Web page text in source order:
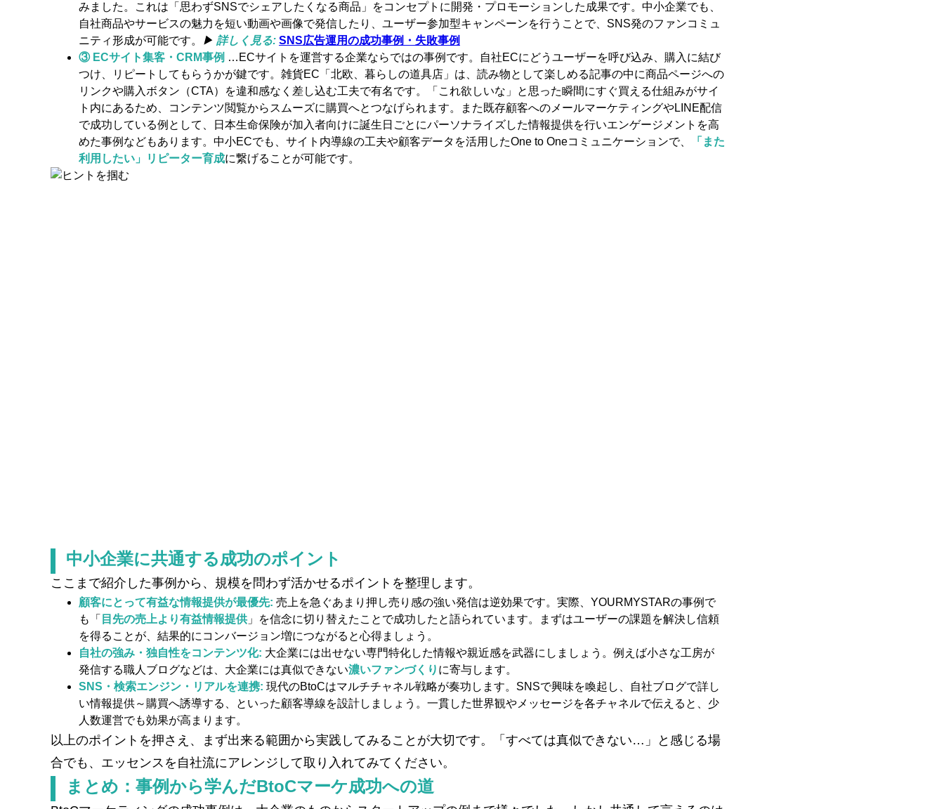
みました。これは「思わずSNSでシェアしたくなる商品」をコンセプトに開発・プロモーションした成果です。中小企業でも、
自社商品やサービスの魅力を短い動画や画像で発信したり、ユーザー参加型キャンペーンを行うことで、SNS発のファンコミュ
ニティ形成が可能です。
▶ 詳しく見る: SNS広告運用の成功事例・失敗事例
③ ECサイト集客・CRM事例 …ECサイトを運営する企業ならではの事例です。自社ECにどうユーザーを呼び込み、購入に結び
つけ、リピートしてもらうかが鍵です。雑貨EC「北欧、暮らしの道具店」は、読み物として楽しめる記事の中に商品ページへの
リンクや購入ボタン（CTA）を違和感なく差し込む工夫で有名です。「これ欲しいな」と思った瞬間にすぐ買える仕組みがサイ
ト内にあるため、コンテンツ閲覧からスムーズに購買へとつなげられます。また既存顧客へのメールマーケティングやLINE配信
で成功している例として、日本生命保険が加入者向けに誕生日ごとにパーソナライズした情報提供を行いエンゲージメントを高
めた事例などもあります。中小ECでも、サイト内導線の工夫や顧客データを活用したOne to Oneコミュニケーションで、
「また
利用したい」リピーター育成に繋げることが可能です。
中小企業に共通する成功のポイント
ここまで紹介した事例から、規模を問わず活かせるポイントを整理します。
顧客にとって有益な情報提供が最優先: 売上を急ぐあまり押し売り感の強い発信は逆効果です。実際、YOURMYSTARの事例で
も「 目先の売上より有益情報提供 」を信念に切り替えたことで成功したと語られています。まずはユーザーの課題を解決し信頼
を得ることが、結果的にコンバージョン増につながると心得ましょう。
自社の強み・独自性をコンテンツ化: 大企業には出せない専門特化した情報や親近感を武器にしましょう。例えば小さな工房が
発信する職人ブログなどは、大企業には真似できない濃いファンづくり に寄与します。
SNS・検索エンジン・リアルを連携: 現代のBtoCはマルチチャネル戦略が奏功します。SNSで興味を喚起し、自社ブログで詳し
い情報提供～購買へ誘導する、といった顧客導線を設計しましょう。一貫した世界観やメッセージを各チャネルで伝えると、少
人数運営でも効果が高まります。
以上のポイントを押さえ、まず出来る範囲から実践してみることが大切です。「すべては真似できない…」と感じる場
合でも、エッセンスを自社流にアレンジして取り入れてみてください。
まとめ：事例から学んだBtoCマーケ成功への道